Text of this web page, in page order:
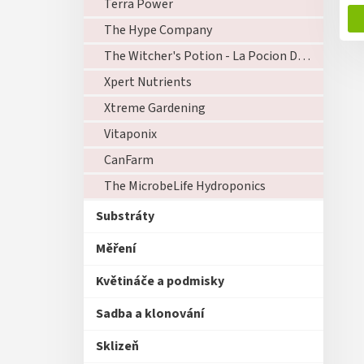
Terra Power
The Hype Company
The Witcher's Potion - La Pocion Del Brujo
Xpert Nutrients
Xtreme Gardening
Vitaponix
CanFarm
The MicrobeLife Hydroponics
Substráty
Měření
Květináče a podmisky
Sadba a klonování
Sklizeň